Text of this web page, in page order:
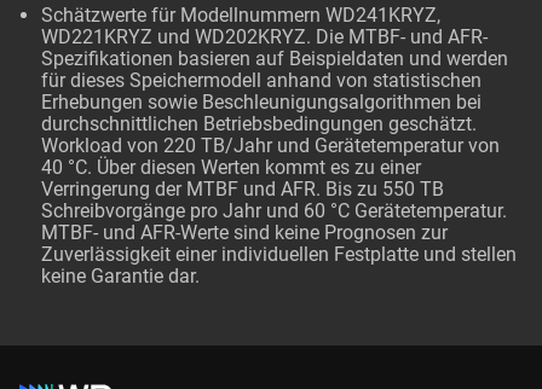
Schätzwerte für Modellnummern WD241KRYZ,
WD221KRYZ und WD202KRYZ. Die MTBF- und AFR-
Spezifikationen basieren auf Beispieldaten und werden
für dieses Speichermodell anhand von statistischen
Erhebungen sowie Beschleunigungsalgorithmen bei
durchschnittlichen Betriebsbedingungen geschätzt.
Workload von 220 TB/Jahr und Gerätetemperatur von
40 °C. Über diesen Werten kommt es zu einer
Verringerung der MTBF und AFR. Bis zu 550 TB
Schreibvorgänge pro Jahr und 60 °C Gerätetemperatur.
MTBF- und AFR-Werte sind keine Prognosen zur
Zuverlässigkeit einer individuellen Festplatte und stellen
keine Garantie dar.